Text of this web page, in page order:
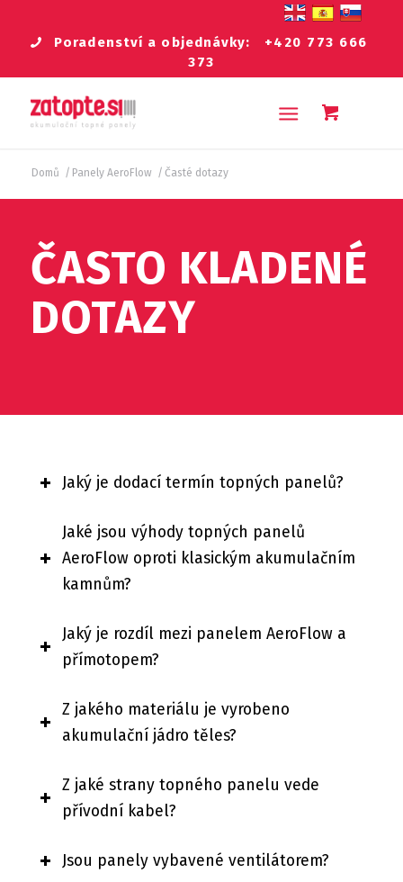
Poradenství a objednávky: +420 773 666
373
Domů / Panely AeroFlow / Časté dotazy
ČASTO KLADENÉ
DOTAZY
Jaký je dodací termín topných panelů?
Jaké jsou výhody topných panelů
AeroFlow oproti klasickým akumulačním
kamnům?
Jaký je rozdíl mezi panelem AeroFlow a
přímotopem?
Z jakého materiálu je vyrobeno
akumulační jádro těles?
Z jaké strany topného panelu vede
přívodní kabel?
Jsou panely vybavené ventilátorem?